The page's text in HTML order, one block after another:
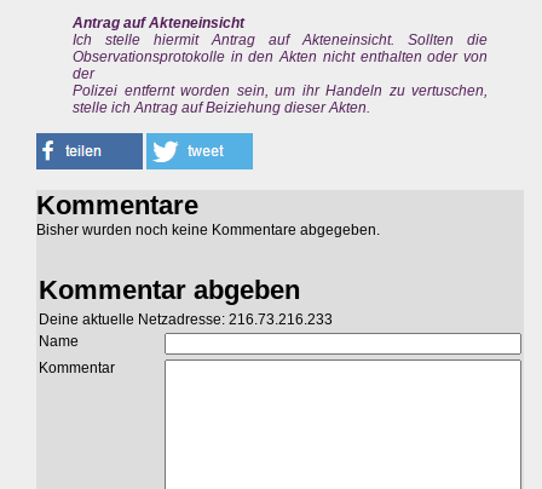
Antrag auf Akteneinsicht
Ich stelle hiermit Antrag auf Akteneinsicht. Sollten die
Observationsprotokolle in den Akten nicht enthalten oder von
der
Polizei entfernt worden sein, um ihr Handeln zu vertuschen,
stelle ich Antrag auf Beiziehung dieser Akten.
Kommentare
Bisher wurden noch keine Kommentare abgegeben.
Kommentar abgeben
Deine aktuelle Netzadresse: 216.73.216.233
Name
Kommentar